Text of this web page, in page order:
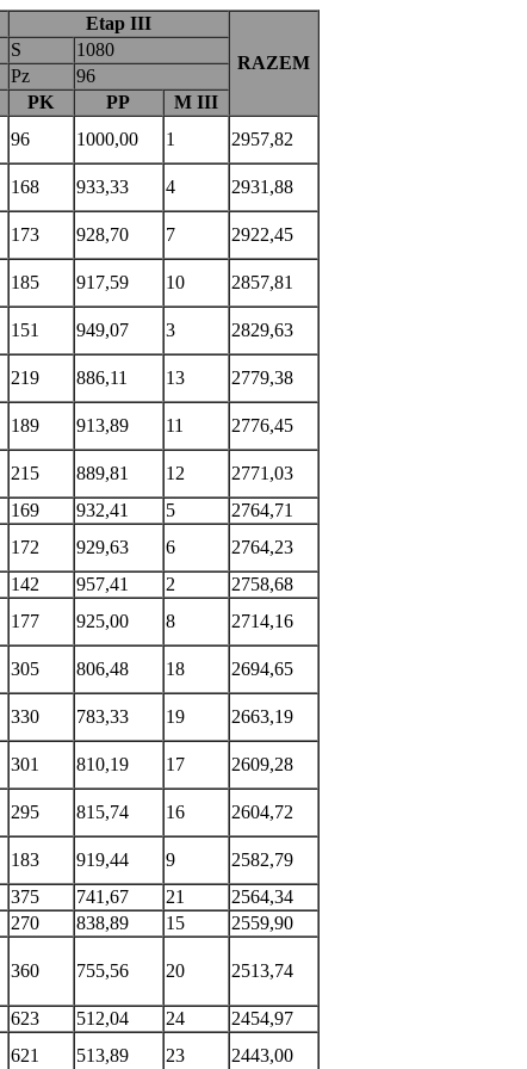
Etap III
RAZEM
S
1080
Pz
96
PK PP
M III
96 1000,00 1 2957,82
168 933,33 4 2931,88
173 928,70 7 2922,45
185 917,59 10 2857,81
151 949,07 3 2829,63
219 886,11 13 2779,38
189 913,89 11 2776,45
215 889,81 12
2771,03
169 932,41 5
2764,71
172 929,63 6
2764,23
142 957,41 2
2758,68
177 925,00 8 2714,16
305 806,48 18 2694,65
330 783,33 19 2663,19
301 810,19 17 2609,28
295 815,74 16 2604,72
183 919,44 9
2582,79
375 741,67 21
2564,34
270 838,89 15 2559,90
360 755,56 20 2513,74
623 512,04 24
2454,97
621 513,89 23 2443,00